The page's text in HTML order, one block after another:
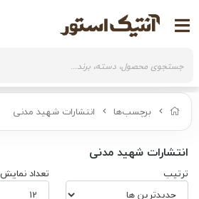
برچسب‌ها انتشارات شهید مدنی
انتشارات شهید مدنی
ترتیب تعداد نمایش